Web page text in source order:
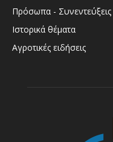
Πρόσωπα - Συνεντεύξεις
Ιστορικά θέματα
Αγροτικές ειδήσεις